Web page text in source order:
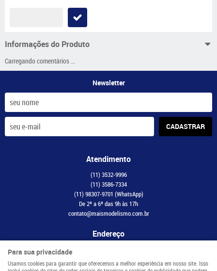
Informações do Produto
Carregando comentários ...
Newsletter
CADASTRAR
Atendimento
(11) 3532-9996
(11) 3586-7334
(11) 98307-9701 (WhatsApp)
De 2ª a 6ª das 9h às 17h
contato@maismodelismo.com.br
Endereço
Avenida Adolfo Pinheiro, 2056, CJ 34
Para sua privacidade
Usamos cookies para garantir que oferecemos a melhor experiência em nosso site. Isso